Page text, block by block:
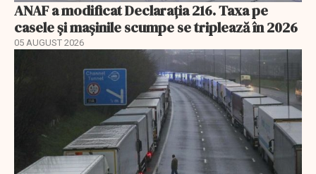
ANAF a modificat Declarația 216. Taxa pe
casele și mașinile scumpe se triplează în 2026
05 AUGUST 2026